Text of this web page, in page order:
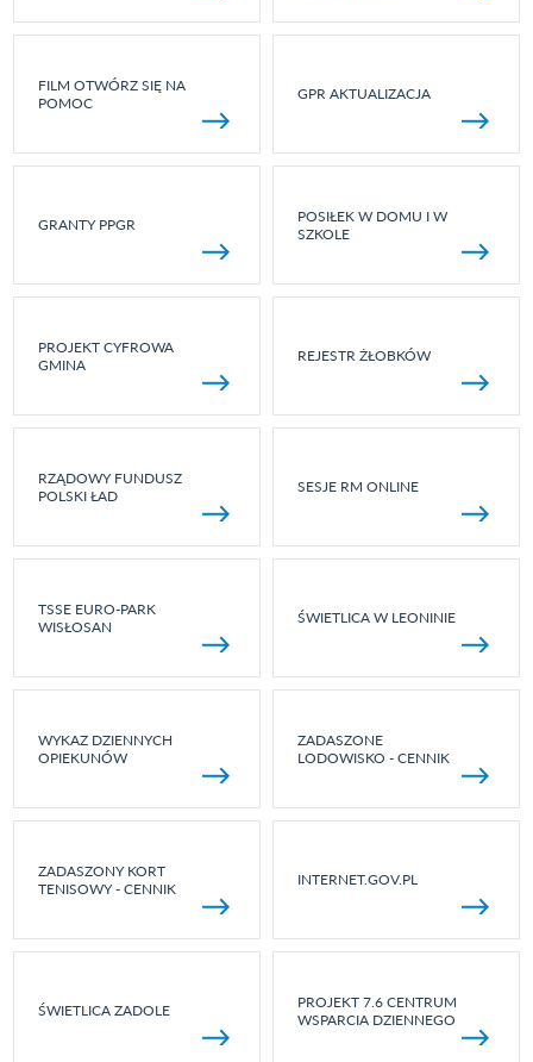
FILM OTWÓRZ SIĘ NA
POMOC
GPR AKTUALIZACJA
GRANTY PPGR
POSIŁEK W DOMU I W
SZKOLE
PROJEKT CYFROWA
GMINA
REJESTR ŻŁOBKÓW
RZĄDOWY FUNDUSZ
POLSKI ŁAD
SESJE RM ONLINE
TSSE EURO-PARK
WISŁOSAN
ŚWIETLICA W LEONINIE
WYKAZ DZIENNYCH
OPIEKUNÓW
ZADASZONE
LODOWISKO - CENNIK
ZADASZONY KORT
TENISOWY - CENNIK
INTERNET.GOV.PL
ŚWIETLICA ZADOLE
PROJEKT 7.6 CENTRUM
WSPARCIA DZIENNEGO